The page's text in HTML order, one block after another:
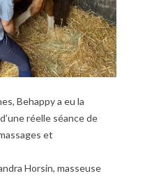
Behappy a eu la
réelle séance de
et
Horsin, masseuse